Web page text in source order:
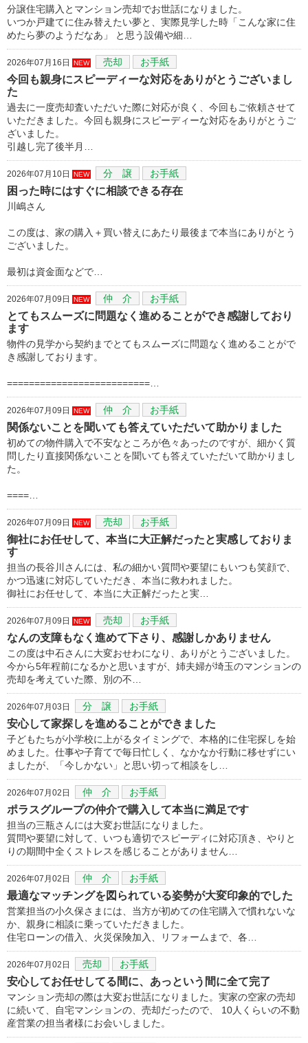
分譲住宅購入とマンション売却でお世話になりました。
いつか戸建てに住み替えたい夢と、実際見学した時「こんな家に住
めたら夢のようだなあ」 と思う設備や細…
2026年07月16日 NEW 売却 お手紙
今回も親身にスピーディーな対応をありがとうございまし
た
過去に一度売却査いただいた際に対応が良く、今回もご依頼させて
いただきました。今回も親身にスピーディーな対応をありがとうご
ざいました。
引越し完了後半月…
2026年07月10日 NEW 分 譲 お手紙
困った時にはすぐに相談できる存在
川嶋さん
この度は、家の購入＋買い替えにあたり最後まで本当にありがとう
ございました。
最初は資金面などで…
2026年07月09日 NEW 仲 介 お手紙
とてもスムーズに問題なく進めることができ感謝しており
ます
物件の見学から契約までとてもスムーズに問題なく進めることがで
き感謝しております。
==========================…
2026年07月09日 NEW 仲 介 お手紙
関係ないことを聞いても答えていただいて助かりました
初めての物件購入で不安なところが色々あったのですが、細かく質
問したり直接関係ないことを聞いても答えていただいて助かりまし
た。
====…
2026年07月09日 NEW 売却 お手紙
御社にお任せして、本当に大正解だったと実感しておりま
す
担当の長谷川さんには、私の細かい質問や要望にもいつも笑顔で、
かつ迅速に対応していただき、本当に救われました。
御社にお任せして、本当に大正解だったと実…
2026年07月09日 NEW 売却 お手紙
なんの支障もなく進めて下さり、感謝しかありません
この度は中石さんに大変おせわになり、ありがとうございました。
今から5年程前になるかと思いますが、姉夫婦が埼玉のマンションの
売却を考えていた際、別の不…
2026年07月03日 分 譲 お手紙
安心して家探しを進めることができました
子どもたちが小学校に上がるタイミングで、本格的に住宅探しを始
めました。仕事や子育てで毎日忙しく、なかなか行動に移せずにい
ましたが、「今しかない」と思い切って相談をし…
2026年07月02日 仲 介 お手紙
ポラスグループの仲介で購入して本当に満足です
担当の三瓶さんには大変お世話になりました。
質問や要望に対して、いつも適切でスピーディに対応頂き、やりと
りの期間中全くストレスを感じることがありません…
2026年07月02日 仲 介 お手紙
最適なマッチングを図られている姿勢が大変印象的でした
営業担当の小久保さまには、当方が初めての住宅購入で慣れないな
か、親身に相談に乗っていただきました。
住宅ローンの借入、火災保険加入、リフォームまで、各…
2026年07月02日 売却 お手紙
安心してお任せしてる間に、あっという間に全て完了
マンション売却の際は大変お世話になりました。実家の空家の売却
に続いて、自宅マンションの、売却だったので、 10人くらいの不動
産営業の担当者様にお会いしました。